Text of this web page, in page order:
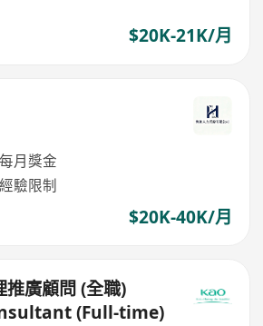
$20K-21K/月
月獎金
驗限制
$20K-40K/月
廣顧問 (全職)
(Full-time)